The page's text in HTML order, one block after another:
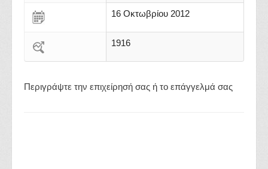
16 Οκτωβρίου 2012
1916
Περιγράψτε την επιχείρησή σας ή το επάγγελμά σας